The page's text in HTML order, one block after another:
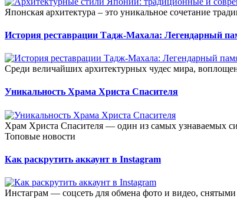
Японская архитектура – это уникальное сочетание
История реставрации Тадж-Махала: Легендарный
Среди величайших архитектурных чудес мира,
Уникальность Храма Христа Спасителя
Храм Христа Спасителя — один из самых узнаваемых
Топовые новости
Как раскрутить аккаунт в Instagram
Инстаграм — соцсеть для обмена фото и видео,